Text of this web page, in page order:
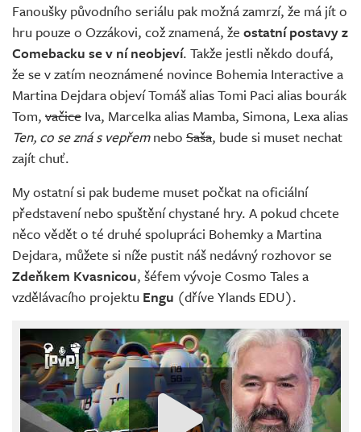
Fanoušky původního seriálu pak možná zamrzí, že má jít o
hru pouze o Ozzákovi, což znamená, že ostatní postavy z
Comebacku se v ní neobjeví. Takže jestli někdo doufá,
že se v zatím neoznámené novince Bohemia Interactive a
Martina Dejdara objeví Tomáš alias Tomi Paci alias bourák
Tom, vačice Iva, Marcelka alias Mamba, Simona, Lexa alias
Ten, co se zná s vepřemnebo Saša, bude si muset nechat
zajít chuť.
My ostatní si pak budeme muset počkat na oficiální
představení nebo spuštění chystané hry. A pokud chcete
něco vědět o té druhé spolupráci Bohemky a Martina
Dejdara, můžete si níže pustit náš nedávný rozhovor se
Zdeňkem Kvasnicou, šéfem vývoje Cosmo Tales a
vzdělávacího projektu Engu (dříve Ylands EDU).